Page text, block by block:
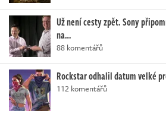
Už není cesty zpět. Sony
na…
88 komentářů
Rockstar odhalil datum velké
112 komentářů